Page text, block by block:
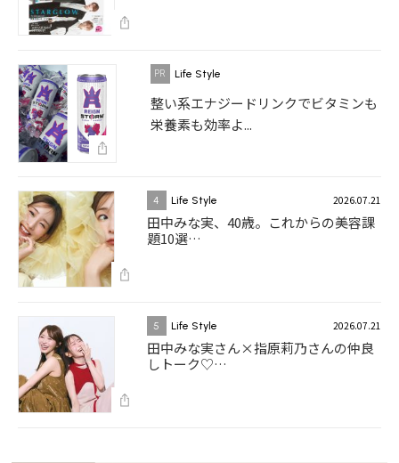
Life Style
整い系エナジードリンクでビタミンも
栄養素も効率よ...
4 Life Style 2026.07.21
田中みな実、40歳。これからの美容課
題10選…
5 Life Style 2026.07.21
田中みな実さん×指原莉乃さんの仲良
しトーク♡…